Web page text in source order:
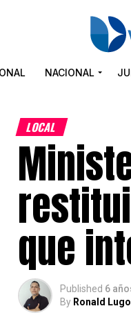
NACIONAL
LOCAL
que
Published 6
By Ronald Lugo